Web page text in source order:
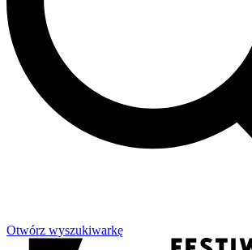
Otwórz wyszukiwarkę